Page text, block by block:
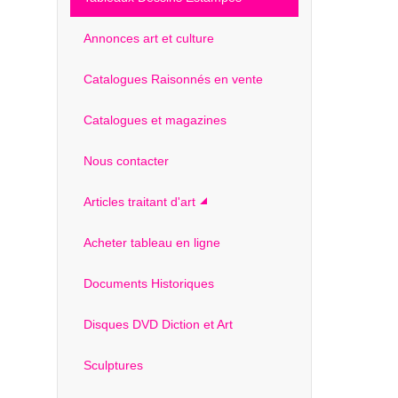
Annonces art et culture
Catalogues Raisonnés en vente
Catalogues et magazines
Nous contacter
Articles traitant d'art
Acheter tableau en ligne
Documents Historiques
Disques DVD Diction et Art
Sculptures